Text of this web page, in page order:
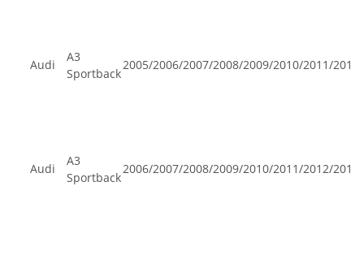
Audi
A3
Sportback
2005/2006/2007/2008/2009/2010/2011/
Audi
A3
Sportback
2006/2007/2008/2009/2010/2011/2012/2013